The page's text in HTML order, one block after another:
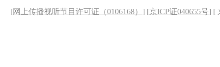
[网上传播视听节目许可证（0106168） ] [京ICP证040655号] [